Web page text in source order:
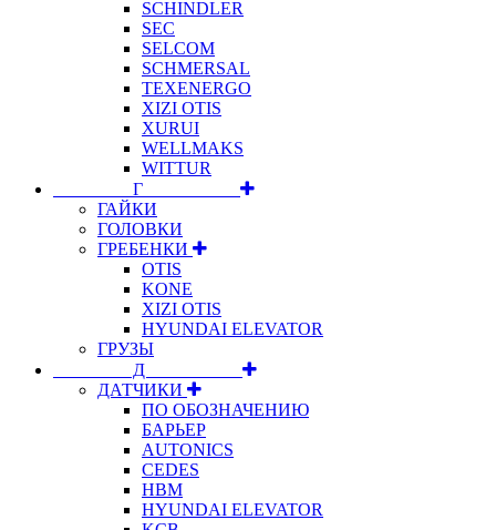
SCHINDLER
SEC
SELCOM
SCHMERSAL
TEXENERGO
XIZI OTIS
XURUI
WELLMAKS
WITTUR
⠀⠀⠀⠀⠀⠀Г⠀⠀⠀⠀⠀⠀⠀
ГАЙКИ
ГОЛОВКИ
ГРЕБЕНКИ
OTIS
KONE
XIZI OTIS
HYUNDAI ELEVATOR
ГРУЗЫ
⠀⠀⠀⠀⠀⠀Д⠀⠀⠀⠀⠀⠀⠀
ДАТЧИКИ
ПО ОБОЗНАЧЕНИЮ
БАРЬЕР
AUTONICS
CEDES
HBM
HYUNDAI ELEVATOR